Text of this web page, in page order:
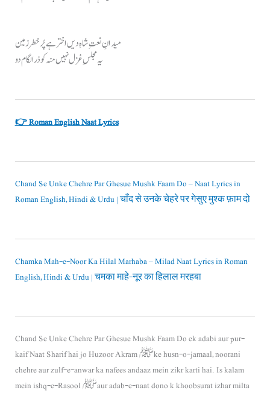
میدانِ نعتِ شاہِ دیں اختر ہے پُرخطر زمین
یہ مجلسِ غزل نہیں منہ کو ذرا لگام دو
👉 Roman English Naat Lyrics
Chand Se Unke Chehre Par Ghesue Mushk Faam Do – Naat Lyrics in
Roman English, Hindi & Urdu | चाँद से उनके चेहरे पर गेसुए मुश्क फ़ाम दो
Chamka Mah-e-Noor Ka Hilal Marhaba – Milad Naat Lyrics in Roman
English, Hindi & Urdu | चमका माहे-नूर का हिलाल मरहबा
Chand Se Unke Chehre Par Ghesue Mushk Faam Do ek adabi aur pur-
kaif Naat Sharif hai jo Huzoor Akram ﷺ ke husn-o-jamaal, noorani
chehre aur zulf-e-anwar ka nafees andaaz mein zikr karti hai. Is kalam
mein ishq-e-Rasool ﷺ aur adab-e-naat dono k khoobsurat izhar milta